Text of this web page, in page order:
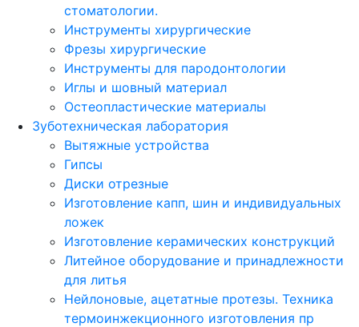
стоматологии.
Инструменты хирургические
Фрезы хирургические
Инструменты для пародонтологии
Иглы и шовный материал
Остеопластические материалы
Зуботехническая лаборатория
Вытяжные устройства
Гипсы
Диски отрезные
Изготовление капп, шин и индивидуальных
ложек
Изготовление керамических конструкций
Литейное оборудование и принадлежности
для литья
Нейлоновые, ацетатные протезы. Техника
термоинжекционного изготовления пр